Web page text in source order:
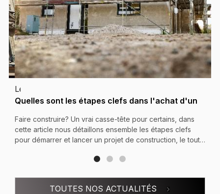
Le
18
2024
Quelles sont les étapes clefs dans l'achat d'un
Faire construire? Un vrai casse-tête pour certains, dans
cette article nous détaillons ensemble les étapes clefs
pour démarrer et lancer un projet de construction, le tout
TOUTES NOS ACTUALITÉS